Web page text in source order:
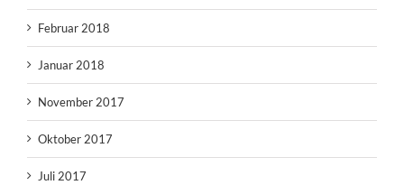
Februar 2018
Januar 2018
November 2017
Oktober 2017
Juli 2017